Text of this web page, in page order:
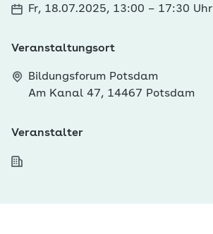
Fr, 18.07.2025, 13:00 – 17:30 Uhr
Veranstaltungsort
Bildungsforum Potsdam
Am Kanal 47, 14467 Potsdam
Veranstalter